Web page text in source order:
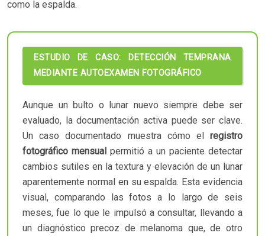
como la espalda.
ESTUDIO DE CASO: DETECCIÓN TEMPRANA
MEDIANTE AUTOEXAMEN FOTOGRÁFICO
Aunque un bulto o lunar nuevo siempre debe ser
evaluado, la documentación activa puede ser clave.
Un caso documentado muestra cómo el registro
fotográfico mensual permitió a un paciente detectar
cambios sutiles en la textura y elevación de un lunar
aparentemente normal en su espalda. Esta evidencia
visual, comparando las fotos a lo largo de seis
meses, fue lo que le impulsó a consultar, llevando a
un diagnóstico precoz de melanoma que, de otro